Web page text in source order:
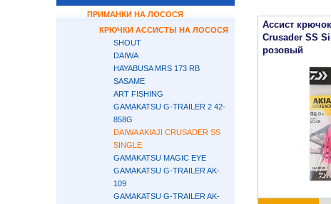
ПРИМАНКИ НА ЛОСОСЯ
КРЮЧКИ АССИСТЫ НА ЛОСОСЯ
SHOUT
DAIWA
HAYABUSA MRS 173 RB
SASAME
ART FISHING
GAMAKATSU G-TRAILER 2 42-
858G
DAIWA AKIAJI CRUSADER SS
SINGLE
GAMAKATSU MAGIC EYE
GAMAKATSU G-TRAILER AK-
109
GAMAKATSU G-TRAILER AK-
Ассист
Crusader SS
розовый